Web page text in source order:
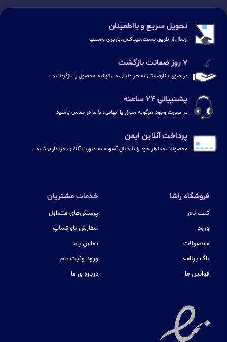
تحویل سریع و بااطمینان
ارسال از طریق پست،تیپاکس،باربری واسنپ
۷ روز ضمانت بازگشت
در صورت نارضایتی به هر دلیلی می توانید محصول را بازگردانید
پشتیبانی ۲۴ ساعته
در صورت وجود هرگونه سوال یا ابهامی، با ما در تماس باشید
پرداخت آنلاین ایمن
محصولات مدنظر خود را با خیال آسوده به صورت آنلاین خریداری کنید
فروشگاه راشا
ثبت نام
ورود
محصولات
باگ برنامه
قوانین ما
خدمات مشتریان
پرسش‌های متداول
سفارش باواتساپ
تماس باما
ورود وثبت نام
درباره ی ما